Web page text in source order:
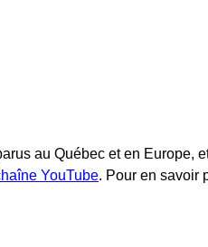
au Québec et en
YouTube. Pour en savoir